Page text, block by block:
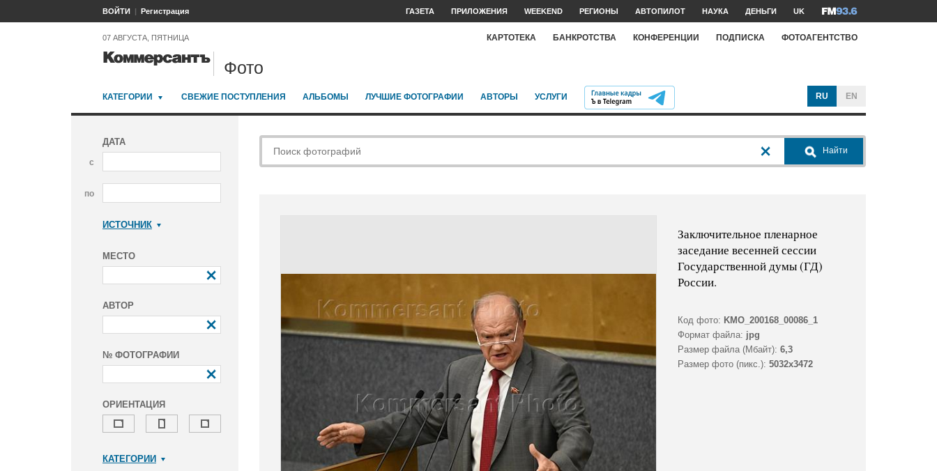
ВОЙТИ Регистрация ГАЗЕТА ПРИЛОЖЕНИЯ WEEKEND РЕГИОНЫ АВТОПИЛОТ НАУКА ДЕНЬГИ UK
07 АВГУСТА, ПЯТНИЦА КАРТОТЕКА БАНКРОТСТВА КОНФЕРЕНЦИИ ПОДПИСКА ФОТОАГЕНТСТВО
Фото
КАТЕГОРИИ СВЕЖИЕ ПОСТУПЛЕНИЯ АЛЬБОМЫ ЛУЧШИЕ ФОТОГРАФИИ АВТОРЫ УСЛУГИ RU EN
ДАТА
с
по
ИСТОЧНИК
МЕСТО
АВТОР
№ ФОТОГРАФИИ
ОРИЕНТАЦИЯ
КАТЕГОРИИ
Найти
Заключительное пленарное
заседание весенней сессии
Государственной думы (ГД)
России.
Код фото: KMO_200168_00086_1
Формат файла: jpg
Размер файла (Мбайт): 6,3
Размер фото (пикс.): 5032x3472